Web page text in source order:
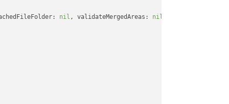
nil , validateMergedAreas: nil